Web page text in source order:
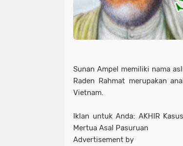
Sunan Ampel memiliki nama
Raden Rahmat merupakan
Vietnam.
Iklan untuk Anda: AKHIR
Mertua Asal Pasuruan
Advertisement by